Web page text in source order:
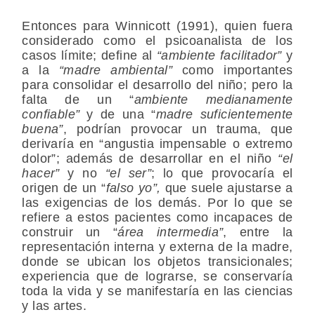
Entonces para Winnicott (1991), quien fuera
considerado como el psicoanalista de los
casos límite; define al “ambiente facilitador”y
a la “madre ambiental”como importantes
para consolidar el desarrollo del niño; pero la
falta de un “ambiente medianamente
confiable”y de una “madre suficientemente
buena”, podrían provocar un trauma, que
derivaría en “angustia impensable o extremo
dolor”; además de desarrollar en el niño “el
hacer”y no “el ser”; lo que provocaría el
origen de un “falso yo”, que suele ajustarse a
las exigencias de los demás. Por lo que se
refiere a estos pacientes como incapaces de
construir un “área intermedia”, entre la
representación interna y externa de la madre,
donde se ubican los objetos transicionales;
experiencia que de lograrse, se conservaría
toda la vida y se manifestaría en las ciencias
y las artes.